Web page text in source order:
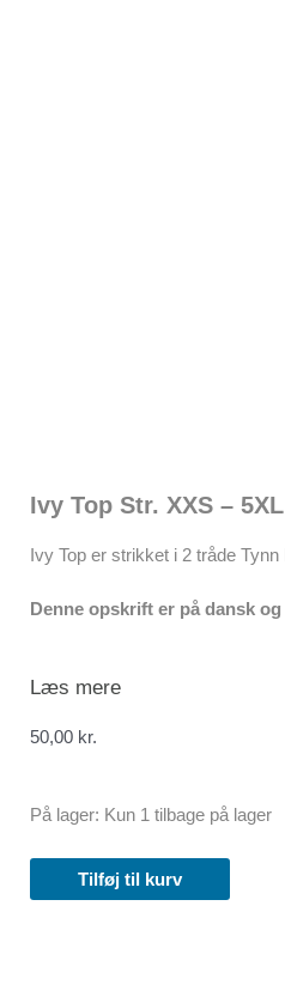
Ivy Top Str. XXS – 5XL
Ivy Top er strikket i 2 tråde
Denne opskrift er på dansk
Læs mere
50,00 kr.
På lager: Kun 1 tilbage på lager
Ivy
Str.
-
Tilføj til kurv